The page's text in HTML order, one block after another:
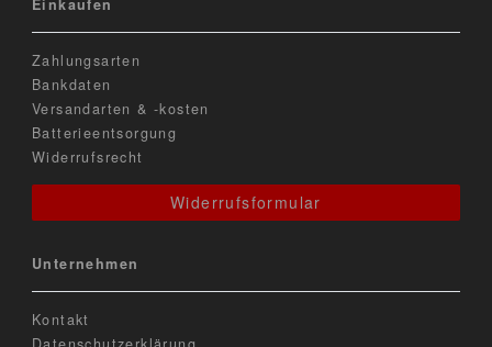
Einkaufen
Zahlungsarten
Bankdaten
Versandarten & -kosten
Batterieentsorgung
Widerrufsrecht
Widerrufsformular
Unternehmen
Kontakt